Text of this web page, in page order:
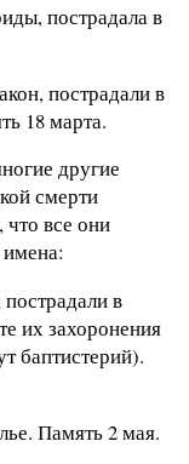
пострадала в
пострадали в
18 марта.
другие
смерти
все они
в
их захоронения
баптистерий).
Память 2 мая.